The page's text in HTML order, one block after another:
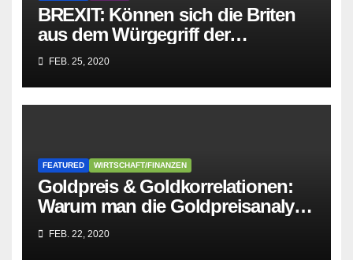
BREXIT: Können sich die Briten
aus dem Würgegriff der
parasitären EU-Mafia befreien?
FEB. 25, 2020
FEATURED WIRTSCHAFT/FINANZEN
Goldpreis & Goldkorrelationen:
Warum man die Goldpreisanalyse
besser Profis überlässt!
FEB. 22, 2020